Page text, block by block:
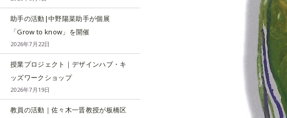
助手の活動|中野陽菜助手が個展
「Grow to know」を開催
2026年7月22日
授業プロジェクト｜デザインハブ・キ
ッズワークショップ
2026年7月19日
教員の活動｜佐々木一晋教授が板橋区